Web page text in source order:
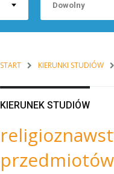
Dowolny
START KIERUNKI STUDIÓW
KIERUNEK STUDIÓW
przedmiotów